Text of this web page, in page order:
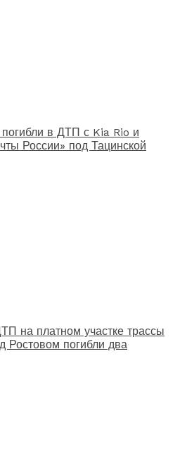
в ДТП с Kia Rio и
России» под Тацинской
на платном участке трассы
Ростовом погибли два